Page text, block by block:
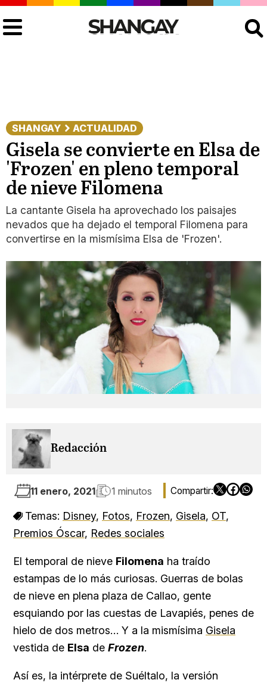
SHANGAY ACTUALIDAD
Gisela se convierte en Elsa de
'Frozen' en pleno temporal
de nieve Filomena
La cantante Gisela ha aprovechado los paisajes
nevados que ha dejado el temporal Filomena para
convertirse en la mismísima Elsa de 'Frozen'.
Redacción
11 enero, 2021 1 minutos
Temas: Disney, Fotos, Frozen, Gisela, OT,
Premios Óscar, Redes sociales
El temporal de nieve Filomena ha traído
estampas de lo más curiosas. Guerras de bolas
de nieve en plena plaza de Callao, gente
esquiando por las cuestas de Lavapiés, penes de
hielo de dos metros… Y a la mismísima Gisela
vestida de Elsa de Frozen.
Así es, la intérprete de Suéltalo, la versión